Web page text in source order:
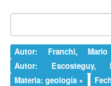
Autor: Franchi,
Autor: Escosteguy,
Materia: geología ×